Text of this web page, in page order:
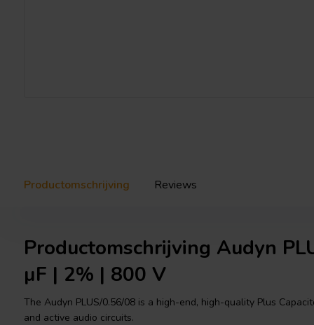
Productomschrijving Reviews
Productomschrijving Audyn
µF | 2% | 800 V
The Audyn PLUS/0.56/08 is a high-end, high-quality Plus
and active audio circuits.